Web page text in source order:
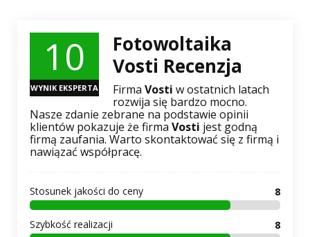
10
WYNIK EKSPERTA
Fotowoltaika
Vosti Recenzja
Firma Vosti w ostatnich latach
rozwija się bardzo mocno.
Nasze zdanie zebrane na podstawie opinii
klientów pokazuje że firma Vosti jest godną
firmą zaufania. Warto skontaktować się z firmą i
nawiązać współpracę.
Stosunek jakości do ceny 8
Szybkość realizacji 8